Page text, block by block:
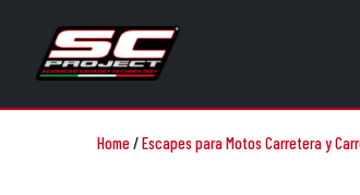
Home/Escapes para Motos Carretera y